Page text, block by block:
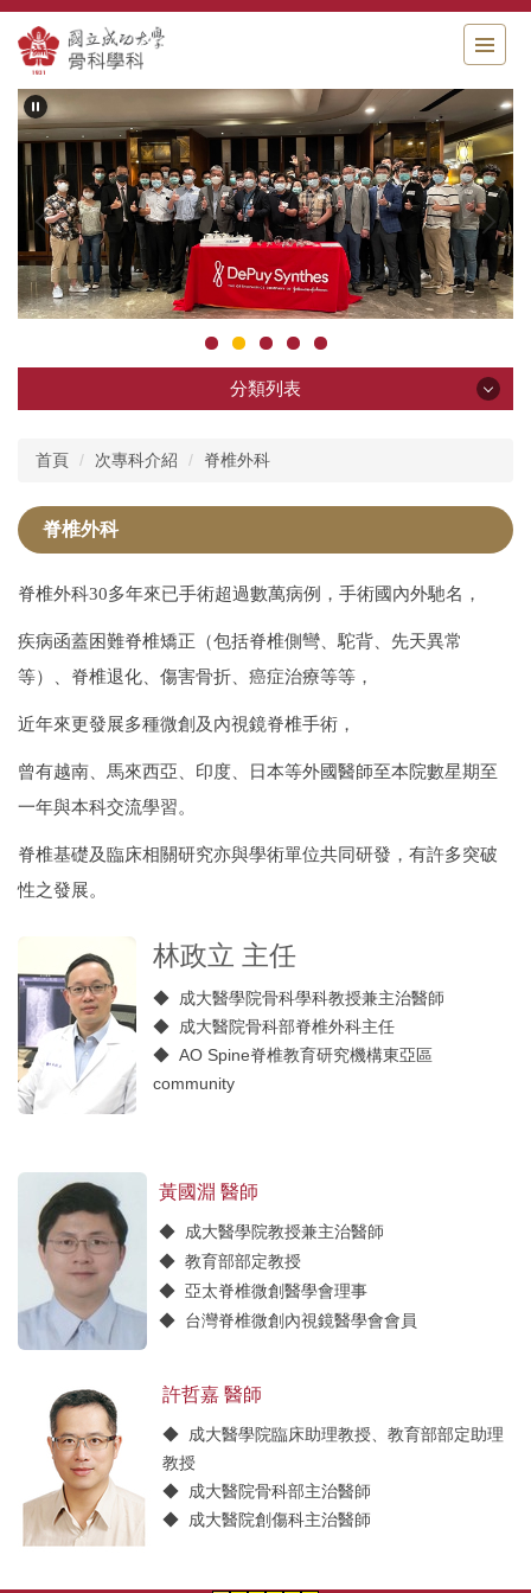
跳
到
主
要
內
容
區
分類列表
科部簡介
住院醫師招募
學術活動
研究成果
教學計畫
衛教資訊
門診表
相關資源
位置地圖
聯絡我們
首頁 次專科介紹 脊椎外科
脊椎外科
脊椎外科30多年來已手術超過數萬病例， 手術國內外馳名，
疾病函蓋困難脊椎矯正（包括脊椎側彎、駝背、先天異常
等）、脊椎退化、傷害骨折、癌症治療等等，
近年來更發展多種微創及內視鏡脊椎手術，
曾有越南、馬來西亞、印度、日本等外國醫師至本院數星期至
一年與本科交流學習。
脊椎基礎及臨床相關研究亦與學術單位共同研發，有許多突破
性之發展。
林政立 主任
◆ 成大醫學院骨科學科教授兼主治醫師
◆ 成大醫院骨科部脊椎外科主任
◆ AO Spine脊椎教育研究機構東亞區
community
◆ 亞太脊椎微創醫學會(PASMISS) 理事(台灣代
表)
◆ 台灣脊椎外科醫學會理事
◆ 台灣脊椎微創醫學會理事
◆ 台灣脊椎微創內視鏡醫學會理事
專長：脊椎外科、脊椎微創及內視鏡手術、骨質
疏鬆、退化性關節炎
(請點選相片檢視詳細資料)
黃國淵 醫師
◆ 成大醫學院教授兼主治醫師
◆ 教育部部定教授
◆ 亞太脊椎微創醫學會理事
◆ 台灣脊椎微創內視鏡醫學會會員
◆ 台灣醫學會會員
◆ 骨質疏鬆症專科醫師
◆ 中華民國骨質疏鬆症醫學會會員
◆ 國際認證骨質密度臨床專家(Certified Clinical
Densitometrist)
◆BMC Musculoskeletal Disorders國際SCI期刊
許哲嘉 醫師
◆ 成大醫學院臨床助理教授、教育部部定助理
教授
◆ 成大醫院骨科部主治醫師
◆ 成大醫院創傷科主治醫師